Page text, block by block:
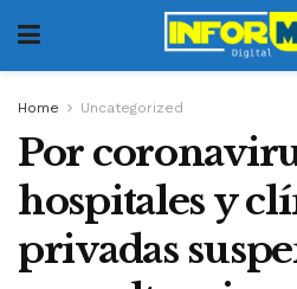
Home Uncategorized
Por
hospitales y
privadas